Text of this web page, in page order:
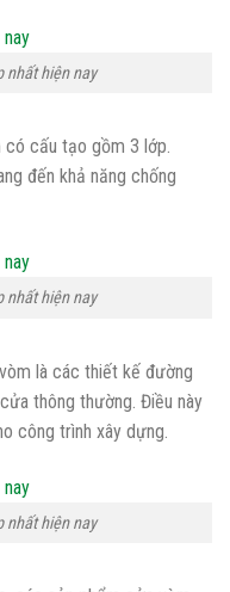
nhất hiện nay
cấu tạo gồm 3 lớp.
đến khả năng chống
nhất hiện nay
là các thiết kế đường
thông thường. Điều này
công trình xây dựng.
nhất hiện nay